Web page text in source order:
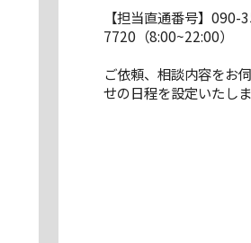
【担当直通番号】090-
7720（8:00~22:00）
ご依頼、相談内容をお
せの日程を設定いたしま